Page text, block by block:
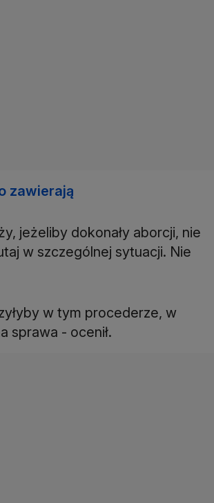
zawierają
jeżeliby dokonały aborcji, nie
w szczególnej sytuacji. Nie
w tym procederze, w
sprawa - ocenił.